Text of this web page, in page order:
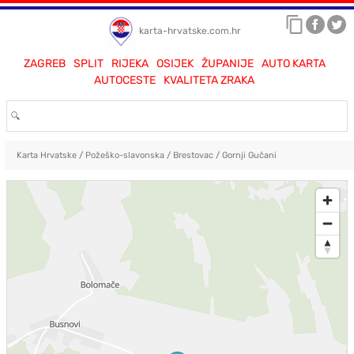
karta-hrvatske.com.hr
ZAGREB SPLIT RIJEKA OSIJEK ŽUPANIJE
AUTO KARTA
AUTOCESTE
KVALITETA ZRAKA
Karta Hrvatske/ Požeško-slavonska/ Brestovac/ Gornji Gučani